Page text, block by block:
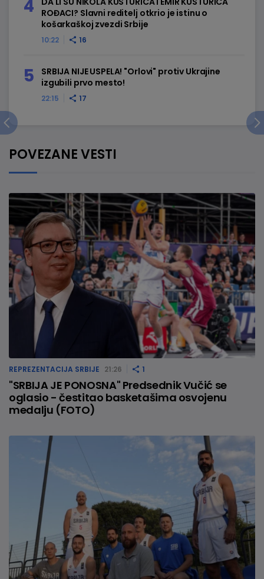
10:22 16
ROĐACI? Slavni reditelj otkrio je istinu o
košarkaškoj zvezdi Srbije
22:15 17
SRBIJA NIJE USPELA! "Orlovi" protiv Ukrajine
izgubili prvo mesto!
POVEZANE VESTI
REPREZENTACIJA SRBIJE 21:26 1
"SRBIJA JE PONOSNA" Predsednik Vučić se
oglasio - čestitao basketašima osvojenu
medalju (FOTO)